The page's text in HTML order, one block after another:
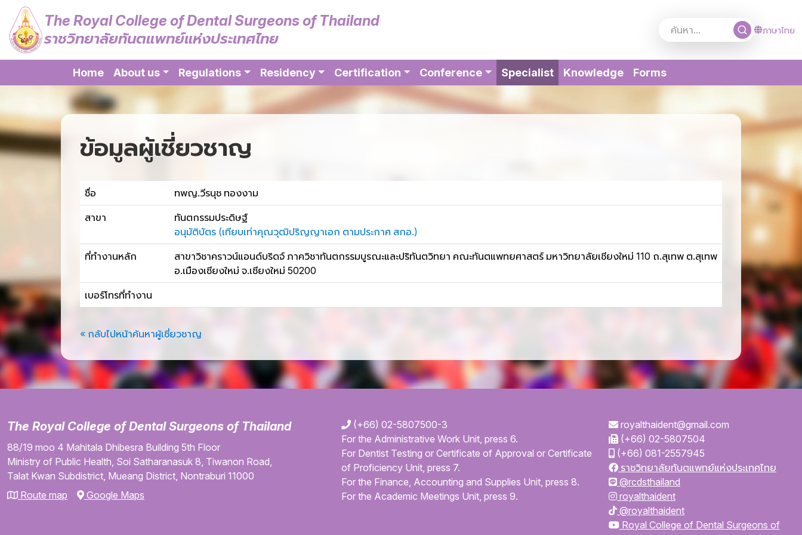
The Royal College of Dental Surgeons of Thailand
ราชวิทยาลัยทันตแพทย์แห่งประเทศไทย
ภาษาไทย
Home About us Regulations Residency Certification Conference Specialist(current)
Knowledge Forms
ข้อมูลผู้เชี่ยวชาญ
ชื่อ ทพญ.วีรนุช ทองงาม
สาขา
ทันตกรรมประดิษฐ์
อนุมัติบัตร (เทียบเท่าคุณวุฒิปริญญาเอก ตามประกาศ สกอ.)
ที่ทำงานหลัก
สาขาวิชาคราวน์แอนด์บริดจ์ ภาควิชาทันตกรรมบูรณะและปริทันตวิทยา คณะทันตแพทยศาสตร์ มหาวิทยาลัยเชียงใหม่ 110 ถ.สุเทพ ต.สุเทพ
อ.เมืองเชียงใหม่ จ.เชียงใหม่ 50200
เบอร์โทรที่ทำงาน
« กลับไปหน้าค้นหาผู้เชี่ยวชาญ
The Royal College of Dental Surgeons of Thailand
88/19 moo 4 Mahitala Dhibesra Building 5th Floor
Ministry of Public Health, Soi Satharanasuk 8, Tiwanon Road,
Talat Kwan Subdistrict, Mueang District, Nontraburi 11000
Route map
Google Maps
(+66) 02-5807500-3
For the Administrative Work Unit, press 6.
For Dentist Testing or Certificate of Approval or Certificate
of Proficiency Unit, press 7.
For the Finance, Accounting and Supplies Unit, press 8.
For the Academic Meetings Unit, press 9.
royalthaident@gmail.com
(+66) 02-5807504
(+66) 081-2557945
ราชวิทยาลัยทันตแพทย์แห่งประเทศไทย
@rcdsthailand
royalthaident
@royalthaident
Royal College of Dental Surgeons of